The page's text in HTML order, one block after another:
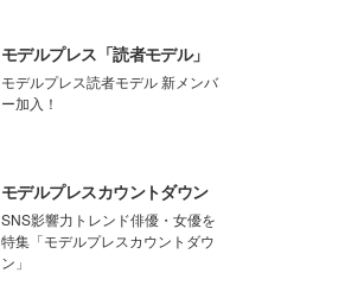
モデルプレス「読者モデル」
モデルプレス読者モデル 新メンバ
ー加入！
モデルプレスカウントダウン
SNS影響力トレンド俳優・女優を
特集「モデルプレスカウントダウ
ン」